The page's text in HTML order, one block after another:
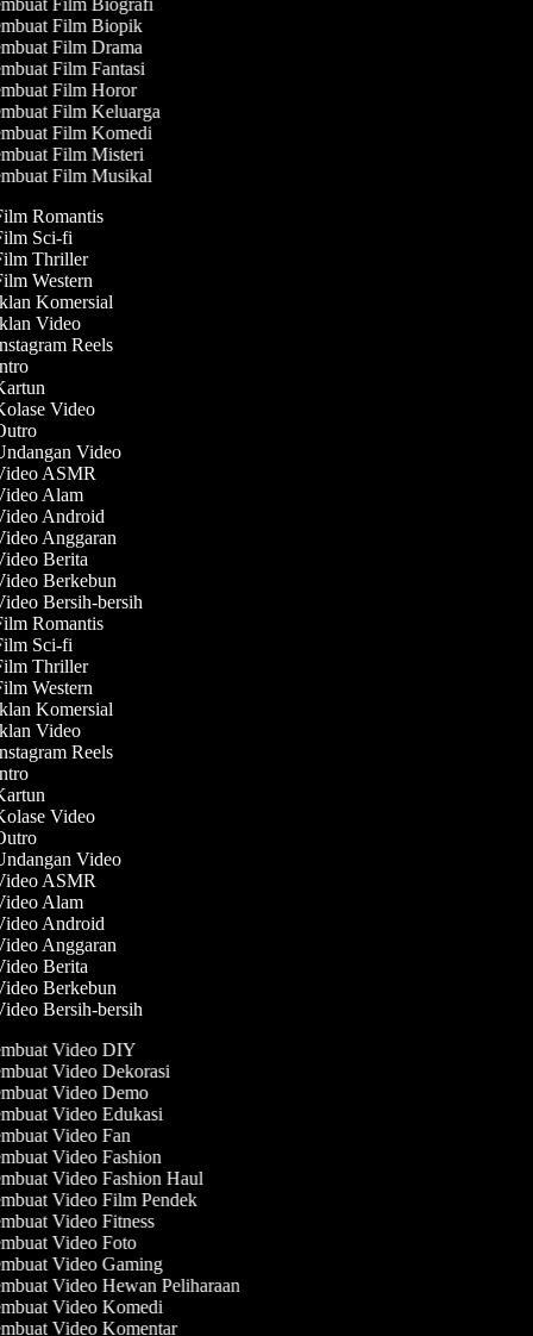
Film Biografi
Film Biopik
Film Drama
Film Fantasi
Film Horor
Film Keluarga
Film Komedi
Film Misteri
Film Musikal
Romantis
Sci-fi
Thriller
Western
Komersial
Video
Reels
Video
Video
ASMR
Alam
Android
Anggaran
Berita
Berkebun
Bersih-bersih
Romantis
Sci-fi
Thriller
Western
Komersial
Video
Reels
Video
Video
ASMR
Alam
Android
Anggaran
Berita
Berkebun
Bersih-bersih
Video DIY
Video Dekorasi
Video Demo
Video Edukasi
Video Fan
Video Fashion
Video Fashion Haul
Video Film Pendek
Video Fitness
Video Foto
Video Gaming
Video Hewan Peliharaan
Video Komedi
Video Komentar